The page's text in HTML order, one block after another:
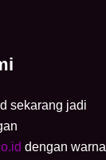
sekarang jadi
dengan warna